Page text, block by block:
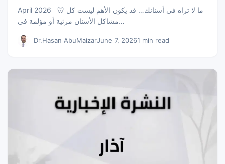
April 2026 🦷 ما لا تراه في أسنانك… قد يكون الأهم ليست كل
مشاكل الأسنان مرئية أو مؤلمة في…
Dr.Hasan AbuMaizarJune 7, 20261 min read